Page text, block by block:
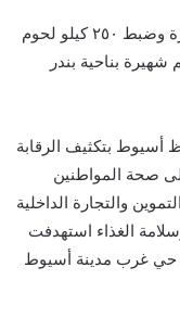
وكيل وزارة التموين بأسيوط يقود حملة مكبرة وضبط ٢٥٠ كيلو لحوم
الاد مى داخل ٤ مطاعم شهيرة بناحية بندر
أسيوط بتكثيف الرقابة
صحة المواطنين
والتجارة الداخلية
الغذاء استهدفت
حي غرب مدينة أسيوط